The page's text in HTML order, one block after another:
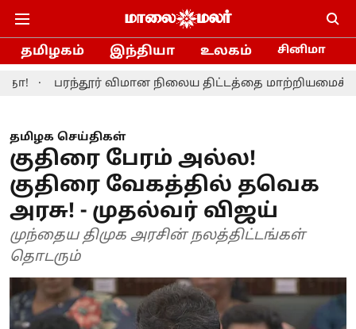
தமிழகம் இந்தியா உலகம் சினிமா
விமான நிலைய திட்டத்தை மாற்றியமைக்க
தமிழக செய்திகள்
குதிரை பேரம் அல்ல!
குதிரை வேகத்தில் தவெக
அரசு! - முதல்வர் விஜய்
முந்தைய திமுக அரசின் நலத்திட்டங்கள்
தொடரும்